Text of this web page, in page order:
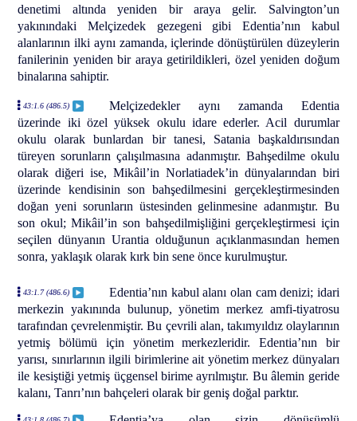
denetimi altında yeniden bir araya gelir. Salvington’un
yakınındaki Melçizedek gezegeni gibi Edentia’nın kabul
alanlarının ilki aynı zamanda, içlerinde dönüştürülen düzeylerin
fanilerinin yeniden bir araya getirildikleri, özel yeniden doğum
binalarına sahiptir.
43:1.6 (486.5)
Melçizedekler aynı zamanda Edentia
üzerinde iki özel yüksek okulu idare ederler. Acil durumlar
okulu olarak bunlardan bir tanesi, Satania başkaldırısından
türeyen sorunların çalışılmasına adanmıştır. Bahşedilme okulu
olarak diğeri ise, Mikâil’in Norlatiadek’in dünyalarından biri
üzerinde kendisinin son bahşedilmesini gerçekleştirmesinden
doğan yeni sorunların üstesinden gelinmesine adanmıştır. Bu
son okul; Mikâil’in son bahşedilmişliğini gerçekleştirmesi için
seçilen dünyanın Urantia olduğunun açıklanmasından hemen
sonra, yaklaşık olarak kırk bin sene önce kurulmuştur.
43:1.7 (486.6)
Edentia’nın kabul alanı olan cam denizi; idari
merkezin yakınında bulunup, yönetim merkez amfi-tiyatrosu
tarafından çevrelenmiştir. Bu çevrili alan, takımyıldız olaylarının
yetmiş bölümü için yönetim merkezleridir. Edentia’nın bir
yarısı, sınırlarının ilgili birimlerine ait yönetim merkez dünyaları
ile kesiştiği yetmiş üçgensel birime ayrılmıştır. Bu âlemin geride
kalanı, Tanrı’nın bahçeleri olarak bir geniş doğal parktır.